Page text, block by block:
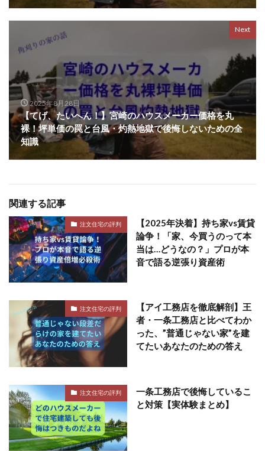
Next
2025年8月28日
【てげ、たいへん！】宮崎のハウスメーカー価格を丸
裸！坪単価の罠と台風・灼熱地獄で後悔しないための全
知識
関連する記事
注文住宅の評判
【2025年決着】持ち家vs賃貸
論争！「家、今買うのって本
当は…どうなの？」プロが本
音で語る逆張り資産術
注文住宅の評判
【アイ工務店を徹底解剖】王
者・一条工務店と比べてわか
った、”普通じゃない家”を建
てたいあなたのための答え
注文住宅の評判
一条工務店で後悔しているこ
と対策【実体験まとめ】